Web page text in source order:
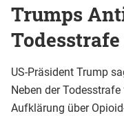
Trumps
US-Präsident Trump
Neben der
Aufklärung über